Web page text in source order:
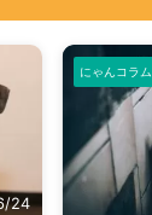
24
にゃんコラム